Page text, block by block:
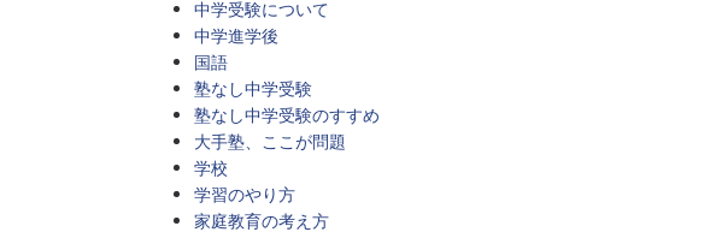
中学受験について
中学進学後
国語
塾なし中学受験
塾なし中学受験のすすめ
大手塾、ここが問題
学校
学習のやり方
家庭教育の考え方